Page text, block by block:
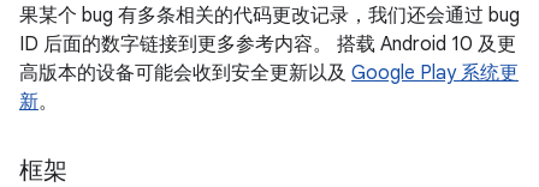
果某个 bug 有多条相关的代码更改记录，我们还会通过 bug
ID 后面的数字链接到更多参考内容。 搭载 Android 10 及更
高版本的设备可能会收到安全更新以及 Google Play 系统更
新。
框架